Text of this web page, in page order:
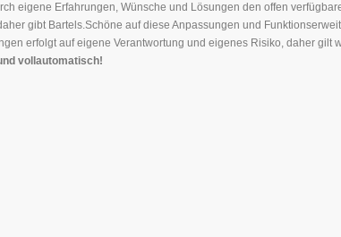
eigene Erfahrungen, Wünsche und Lösungen den offen
gibt Bartels.Schöne auf diese Anpassungen und
erfolgt auf eigene Verantwortung und eigenes Risiko, daher gilt
vollautomatisch!